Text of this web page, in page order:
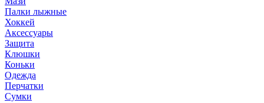
Палки лыжные
Хоккей
Аксессуары
Защита
Клюшки
Коньки
Одежда
Перчатки
Сумки